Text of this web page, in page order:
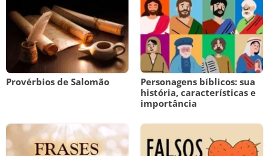
Provérbios de Salomão
Personagens bíblicos: sua
história, características e
importância